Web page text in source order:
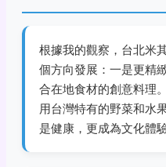
根據我的觀察，台北米
個方向發展：一是更精
合在地食材的創意料理
用台灣特有的野菜和水
是健康，更成為文化體驗